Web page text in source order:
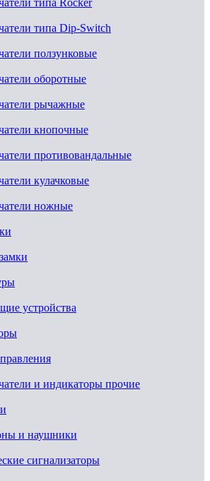
типа Dip-Switch
ползунковые
оборотные
рычажные
кнопочные
противовандальные
кулачковые
ножные
устройства
и индикаторы прочие
и наушники
сигнализаторы